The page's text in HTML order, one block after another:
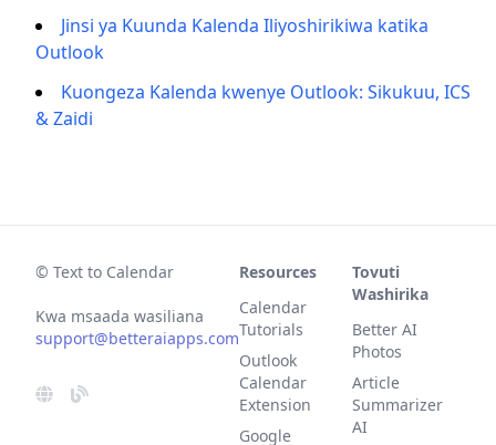
Jinsi ya Kuunda Kalenda Iliyoshirikiwa katika
Outlook
Kuongeza Kalenda kwenye Outlook: Sikukuu, ICS
& Zaidi
© Text to Calendar
Kwa msaada wasiliana
support@betteraiapps.com
Resources
Calendar
Tutorials
Outlook
Calendar
Extension
Google
Tovuti
Washirika
Better AI
Photos
Article
Summarizer
AI